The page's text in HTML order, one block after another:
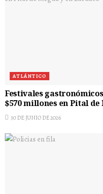
ATLÁNTICO
Festivales
$570 millones en Pital
30 DE JUNIO DE 2026